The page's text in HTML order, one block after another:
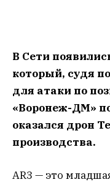
В Сети
который, судя
для атаки по
«Воронеж-ДМ»
оказался дрон
производства.
AR3 — это